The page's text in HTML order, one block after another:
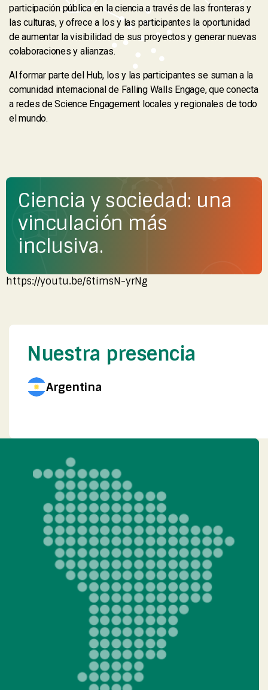
participación pública en la ciencia a través de las fronteras y
las culturas, y ofrece a los y las participantes la oportunidad
de aumentar la visibilidad de sus proyectos y generar nuevas
colaboraciones y alianzas.
Al formar parte del Hub, los y las participantes se suman a la
comunidad internacional de Falling Walls Engage, que conecta
a redes de Science Engagement locales y regionales de todo
el mundo.
Ciencia y sociedad: una
vinculación más
inclusiva.
https://youtu.be/6timsN-yrNg
Nuestra presencia
Argentina